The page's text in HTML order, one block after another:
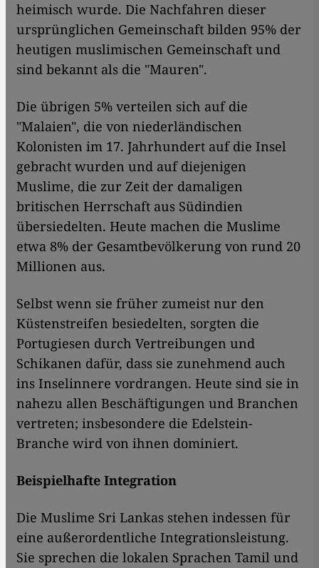
heimisch wurde. Die Nachfahren dieser
ursprünglichen Gemeinschaft bilden 95% der
heutigen muslimischen Gemeinschaft und
sind bekannt als die "Mauren".
Die übrigen 5% verteilen sich auf die
"Malaien", die von niederländischen
Kolonisten im 17. Jahrhundert auf die Insel
gebracht wurden und auf diejenigen
Muslime, die zur Zeit der damaligen
britischen Herrschaft aus Südindien
übersiedelten. Heute machen die Muslime
etwa 8% der Gesamtbevölkerung von rund 20
Millionen aus.
Selbst wenn sie früher zumeist nur den
Küstenstreifen besiedelten, sorgten die
Portugiesen durch Vertreibungen und
Schikanen dafür, dass sie zunehmend auch
ins Inselinnere vordrangen. Heute sind sie in
nahezu allen Beschäftigungen und Branchen
vertreten; insbesondere die Edelstein-
Branche wird von ihnen dominiert.
Beispielhafte Integration
Die Muslime Sri Lankas stehen indessen für
eine außerordentliche Integrationsleistung.
Sie sprechen die lokalen Sprachen Tamil und